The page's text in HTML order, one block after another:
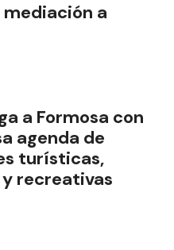
mediación a
a Formosa con
agenda de
turísticas,
recreativas